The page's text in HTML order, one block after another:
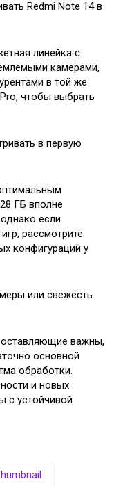
Redmi Note 14 в
линейка с
камерами,
в той же
чтобы выбрать
в первую
ГБ вполне
если
рассмотрите
конфигураций у
или свежесть
важны,
основной
обработки.
и новых
с устойчивой